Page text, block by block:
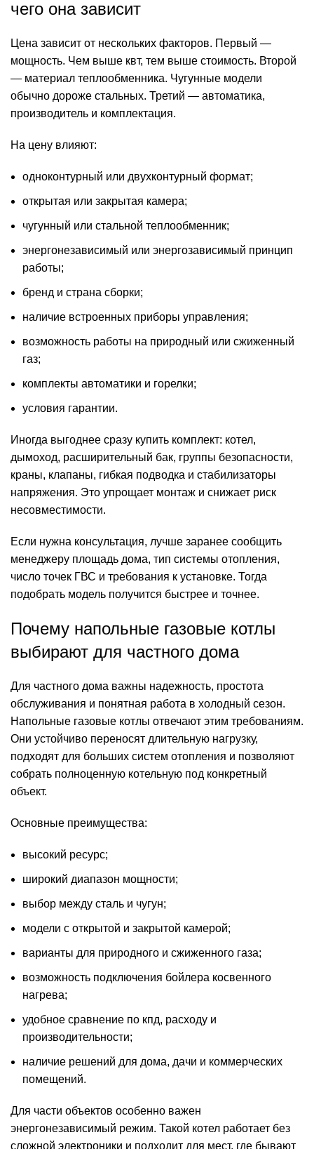
чего она зависит
Цена зависит от нескольких факторов. Первый —
мощность. Чем выше квт, тем выше стоимость. Второй
— материал теплообменника. Чугунные модели
обычно дороже стальных. Третий — автоматика,
производитель и комплектация.
На цену влияют:
одноконтурный или двухконтурный формат;
открытая или закрытая камера;
чугунный или стальной теплообменник;
энергонезависимый или энергозависимый принцип
работы;
бренд и страна сборки;
наличие встроенных приборы управления;
возможность работы на природный или сжиженный
газ;
комплекты автоматики и горелки;
условия гарантии.
Иногда выгоднее сразу купить комплект: котел,
дымоход, расширительный бак, группы безопасности,
краны, клапаны, гибкая подводка и стабилизаторы
напряжения. Это упрощает монтаж и снижает риск
несовместимости.
Если нужна консультация, лучше заранее сообщить
менеджеру площадь дома, тип системы отопления,
число точек ГВС и требования к установке. Тогда
подобрать модель получится быстрее и точнее.
Почему напольные газовые котлы
выбирают для частного дома
Для частного дома важны надежность, простота
обслуживания и понятная работа в холодный сезон.
Напольные газовые котлы отвечают этим требованиям.
Они устойчиво переносят длительную нагрузку,
подходят для больших систем отопления и позволяют
собрать полноценную котельную под конкретный
объект.
Основные преимущества:
высокий ресурс;
широкий диапазон мощности;
выбор между сталь и чугун;
модели с открытой и закрытой камерой;
варианты для природного и сжиженного газа;
возможность подключения бойлера косвенного
нагрева;
удобное сравнение по кпд, расходу и
производительности;
наличие решений для дома, дачи и коммерческих
помещений.
Для части объектов особенно важен
энергонезависимый режим. Такой котел работает без
сложной электроники и подходит для мест, где бывают